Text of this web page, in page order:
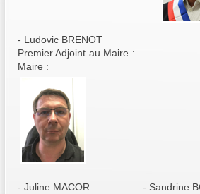
- Ludovic BRENOT
Premier Adjoint au
Maire :
- Juline MACOR - Sandrine